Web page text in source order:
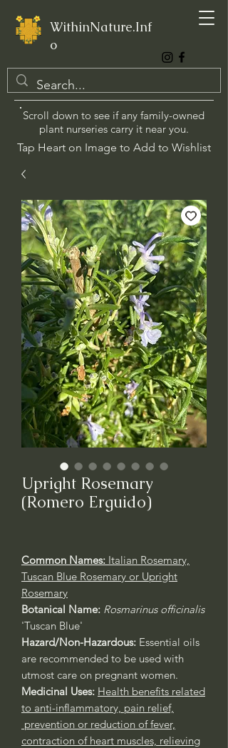
WithinNature.Inf
o
Scroll down to see if any family-owned
plant nurseries carry it near you.
Tap Heart on Image to Add to Wishlist
Upright Rosemary
(Romero Erguido)
Common Names: Italian Rosemary,
Tuscan Blue Rosemary or Upright
Rosemary
Botanical Name: Rosmarinus officinalis
'Tuscan Blue'
Hazard/Non-Hazardous: Essential oils
are recommended to be used with
utmost care on pregnant women.
Medicinal Uses: Health benefits related
to anti-inflammatory, pain relief,
prevention or reduction of fever,
contraction of heart muscles, relieving